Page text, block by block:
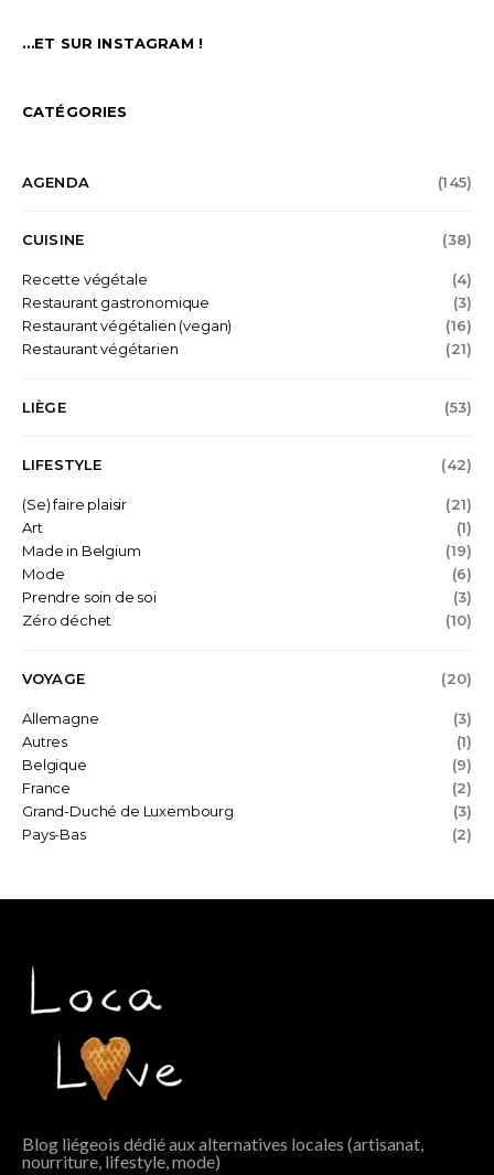
…ET SUR INSTAGRAM !
CATÉGORIES
AGENDA (145)
CUISINE (38)
Recette végétale
(4)
Restaurant gastronomique
(3)
Restaurant végétalien (vegan)
(16)
Restaurant végétarien
(21)
LIÈGE (53)
LIFESTYLE (42)
(Se) faire plaisir
(21)
Art
(1)
Made in Belgium
(19)
Mode
(6)
Prendre soin de soi
(3)
Zéro déchet
(10)
VOYAGE (20)
Allemagne
(3)
Autres
(1)
Belgique
(9)
France
(2)
Grand-Duché de Luxembourg
(3)
Pays-Bas
(2)
Blog liégeois dédié aux alternatives locales (artisanat,
nourriture, lifestyle, mode)